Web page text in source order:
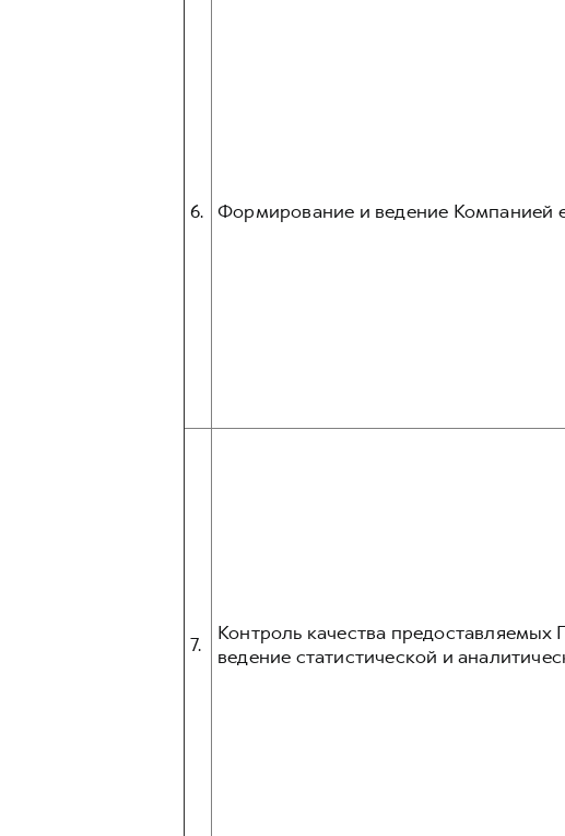
6. Формирование и ведение Компанией
7.
Контроль качества предоставляемых
ведение статистической и